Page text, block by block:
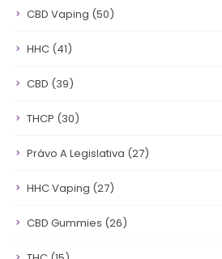
CBD Vaping (50)
HHC (41)
CBD (39)
THCP (30)
Právo A Legislativa (27)
HHC Vaping (27)
CBD Gummies (26)